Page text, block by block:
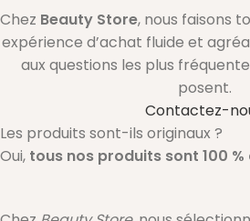
Chez Beauty Store, nous faisons
expérience d’achat fluide et
aux questions les plus
posent.
Contactez-
Les produits sont-ils originaux ?
Oui, tous nos produits sont 100